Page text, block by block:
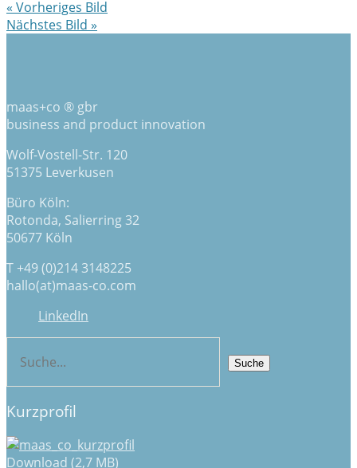
« Vorheriges Bild
Nächstes Bild »
maas+co ® gbr
business and product innovation
Wolf-Vostell-Str. 120
51375 Leverkusen
Büro Köln:
Rotonda, Salierring 32
50677 Köln
T +49 (0)214 3148225
hallo(at)maas-co.com
LinkedIn
Kurzprofil
Download (2,7 MB)